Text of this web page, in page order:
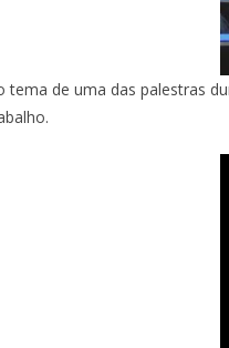
tema de uma das palestras